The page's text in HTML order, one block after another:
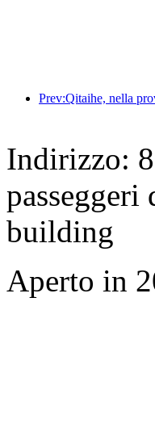
Indirizzo:
building
Aperto in